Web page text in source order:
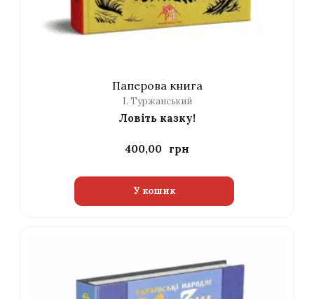
Паперова книга
І. Туржанський
Ловіть казку!
400,00
У кошик